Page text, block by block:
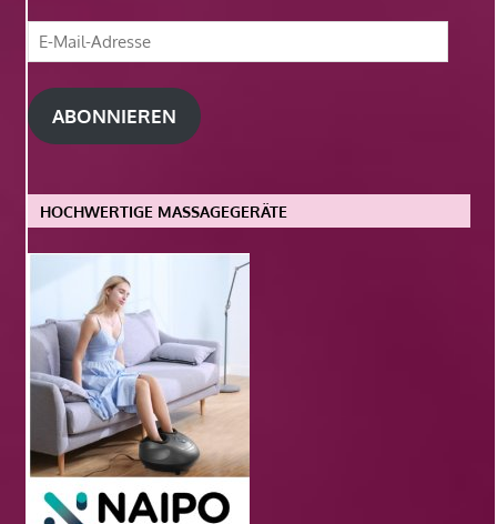
E-
Mail-
Adresse
ABONNIEREN
HOCHWERTIGE MASSAGEGERÄTE